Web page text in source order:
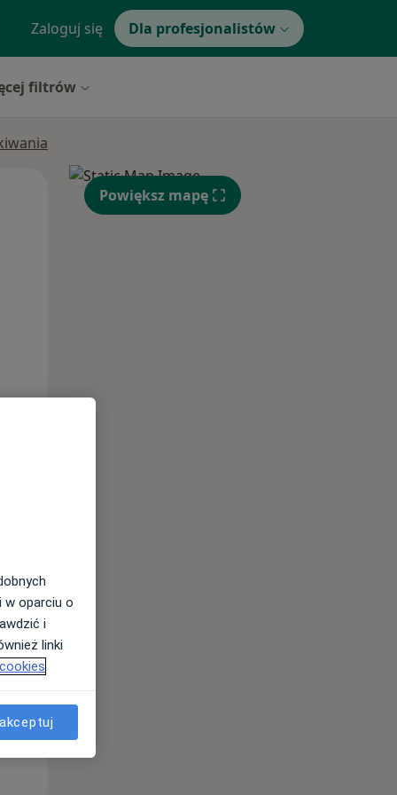
Zaloguj się Dla profesjonalistów
filtrów
Śr, Czw,
Powiększ mapę
w oparciu o
i
linki